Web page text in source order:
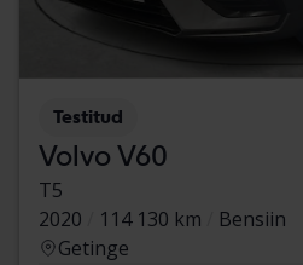
Testitud
Volvo V60
T5
2020
114 130 km
Bensiin
Getinge